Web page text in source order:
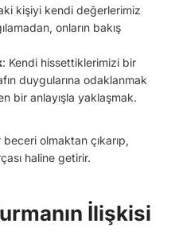
kişiyi kendi değerlerimiz
onların bakış
: Kendi hissettiklerimizi bir
duygularına odaklanmak
bir anlayışla yaklaşmak.
olmaktan çıkarıp,
haline getirir.
İlişkisi